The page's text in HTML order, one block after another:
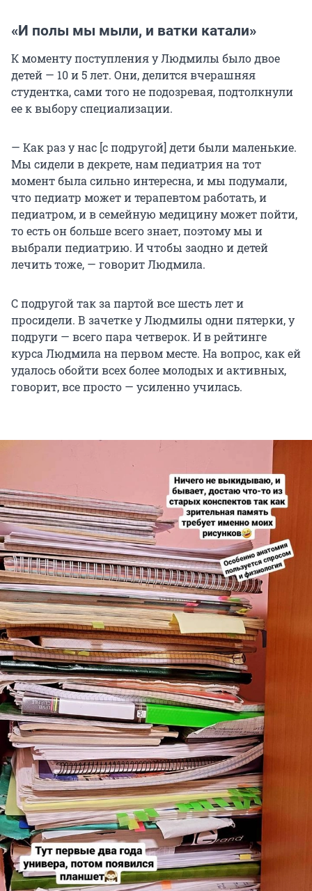
«И полы мы мыли, и ватки катали»
К моменту поступления у Людмилы было двое
детей — 10 и 5 лет. Они, делится вчерашняя
студентка, сами того не подозревая, подтолкнули
ее к выбору специализации.
— Как раз у нас [с подругой] дети были маленькие.
Мы сидели в декрете, нам педиатрия на тот
момент была сильно интересна, и мы подумали,
что педиатр может и терапевтом работать, и
педиатром, и в семейную медицину может пойти,
то есть он больше всего знает, поэтому мы и
выбрали педиатрию. И чтобы заодно и детей
лечить тоже, — говорит Людмила.
С подругой так за партой все шесть лет и
просидели. В зачетке у Людмилы одни пятерки, у
подруги — всего пара четверок. И в рейтинге
курса Людмила на первом месте. На вопрос, как ей
удалось обойти всех более молодых и активных,
говорит, все просто — усиленно училась.